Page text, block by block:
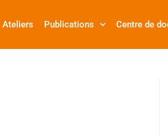
Ateliers Publications Centre de